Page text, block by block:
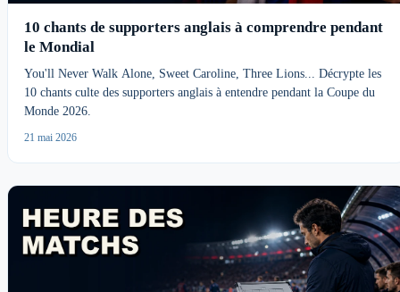
10 chants de supporters anglais à comprendre pendant
le Mondial
You'll Never Walk Alone, Sweet Caroline, Three Lions... Décrypte les
10 chants culte des supporters anglais à entendre pendant la Coupe du
Monde 2026.
21 mai 2026